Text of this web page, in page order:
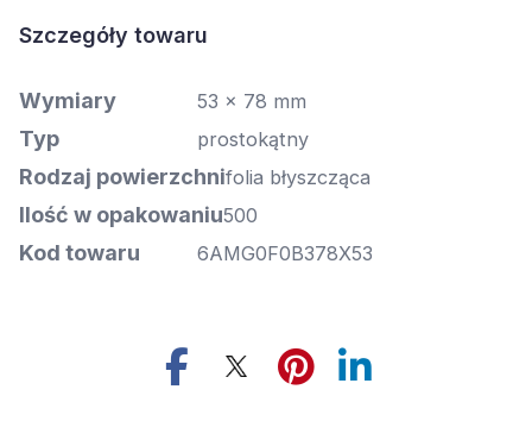
Szczegóły towaru
Wymiary 53 x 78 mm
Typ prostokątny
Rodzaj powierzchnifolia błyszcząca
Ilość w opakowaniu500
Kod towaru 6AMG0F0B378X53